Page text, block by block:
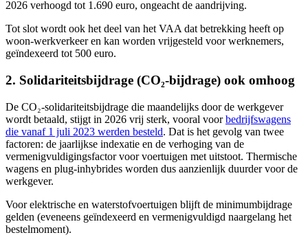
2026 verhoogd tot 1.690 euro, ongeacht de aandrijving.
Tot slot wordt ook het deel van het VAA dat betrekking heeft op
woon-werkverkeer en kan worden vrijgesteld voor werknemers,
geïndexeerd tot 500 euro.
2. Solidariteitsbijdrage (CO₂-bijdrage) ook omhoog
De CO₂-solidariteitsbijdrage die maandelijks door de werkgever
wordt betaald, stijgt in 2026 vrij sterk, vooral voorbedrijfswagens
die vanaf 1 juli 2023 werden besteld. Dat is het gevolg van twee
factoren: de jaarlijkse indexatie en de verhoging van de
vermenigvuldigingsfactor voor voertuigen met uitstoot. Thermische
wagens en plug-inhybrides worden dus aanzienlijk duurder voor de
werkgever.
Voor elektrische en waterstofvoertuigen blijft de minimumbijdrage
gelden (eveneens geïndexeerd en vermenigvuldigd naargelang het
bestelmoment).